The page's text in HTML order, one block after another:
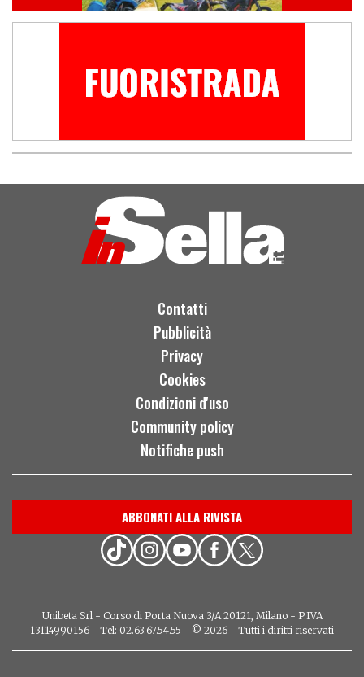
Contatti
Pubblicità
Privacy
Cookies
Condizioni d'uso
Community policy
Notifiche push
ABBONATI ALLA RIVISTA
Unibeta Srl - Corso di Porta Nuova 3/A 20121, Milano - P.IVA
13114990156 - Tel: 02.63.67.54.55 - © 2026 - Tutti i diritti riservati